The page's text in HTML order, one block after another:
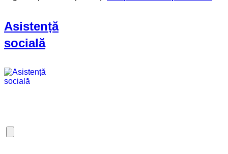
Asistență
socială